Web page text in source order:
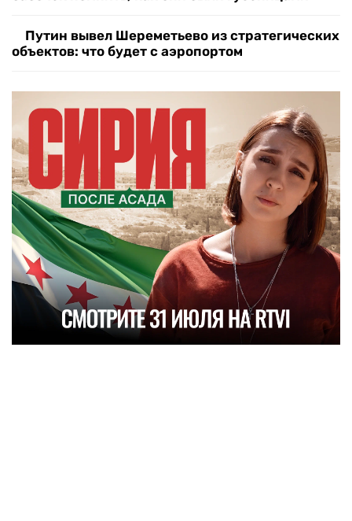
Путин вывел Шереметьево из стратегических
объектов: что будет с аэропортом